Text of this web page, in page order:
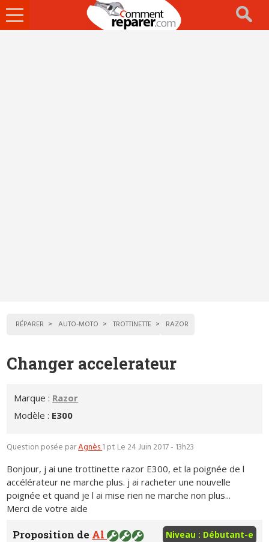
Ouvrir
le
RÉPARER AUTO-MOTO TROTTINETTE RAZOR
Changer accelerateur
Marque : Razor
Modèle : E300
Question posée parAgnès1 pt Le 24 Juin 2017 - 13h23
Bonjour, j ai une trottinette razor E300, et la poignée de l
accélérateur ne marche plus. j ai racheter une nouvelle
poignée et quand je l ai mise rien ne marche non plus...
Merci de votre aide
Niveau : Débutant-e
Proposition de Al